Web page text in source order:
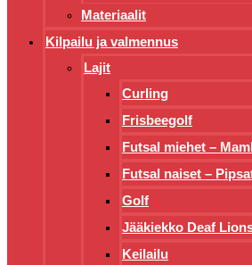
Materiaalit
Kilpailu ja valmennus
Lajit
Curling
Frisbeegolf
Futsal miehet –
Futsal naiset –
Golf
Jääkiekko Deaf
Keilailu